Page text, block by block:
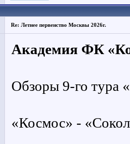
Re: Летнее первенство Москвы 2026г.
Академия ФК
Обзоры 9-го тура
«Космос» -